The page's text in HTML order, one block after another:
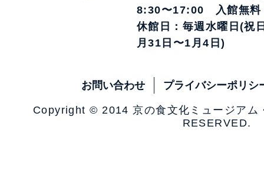
8:30〜17:00 入館無料
休館日：毎週水曜日(祝
月31日〜1月4日)
お問い合わせ プライバシーポリシ
Copyright © 2014 京の食文化ミュージア
RESERVED.